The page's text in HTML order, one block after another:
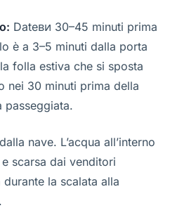
Dateви 30–45 minuti prima
è a 3–5 minuti dalla porta
folla estiva che si sposta
nei 30 minuti prima della
passeggiata.
nave. L’acqua all’interno
scarsa dai venditori
durante la scalata alla